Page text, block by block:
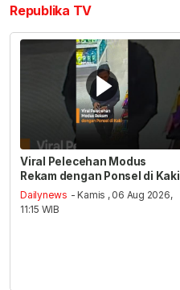
Republika TV
Viral Pelecehan Modus
Rekam dengan Ponsel di Kaki
Dailynews - Kamis , 06 Aug 2026,
11:15 WIB